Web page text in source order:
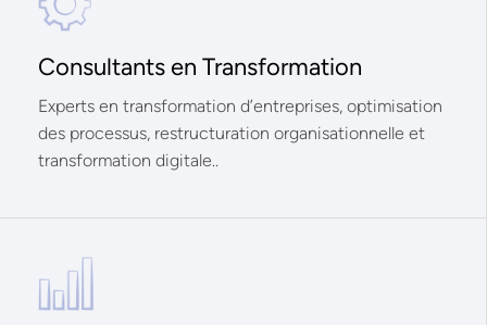
Consultants en Transformation
Experts en transformation d’entreprises, optimisation
des processus, restructuration organisationnelle et
transformation digitale..